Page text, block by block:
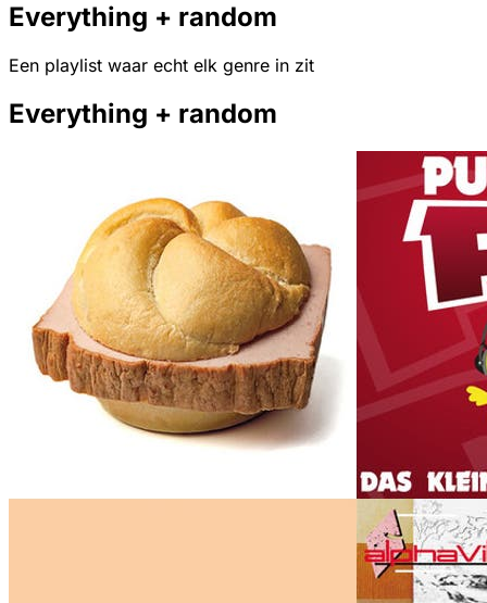
Everything + random
Een playlist waar echt elk genre in zit
Everything + random